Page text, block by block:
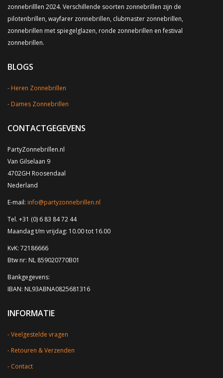
zonnebrilllen 2024. Verschillende soorten zonnebrillen zijn de
pilotenbrillen, wayfarer zonnebrillen, clubmaster zonnebrillen,
zonnebrillen met spiegelglazen, ronde zonnebrillen en festival
zonnebrillen.
BLOGS
Heren Zonnebrillen
Dames Zonnebrillen
CONTACTGEGEVENS
PartyZonnebrillen.nl
Van Gilselaan 9
4702GH Roosendaal
Nederland
E-mail: info@partyzonnebrillen.nl
Tel. +31 (0) 6 83 84 72 44
Maandag t/m vrijdag: 10.00 tot 16.00
KvK: 72186666
Btw nr: NL 859020770B01
Bankgegevens:
IBAN: NL93ABNA0825681316
INFORMATIE
Veelgestelde vragen
Retouren & Verzenden
Contact